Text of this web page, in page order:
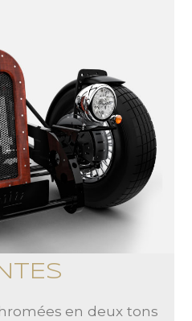
en deux tons